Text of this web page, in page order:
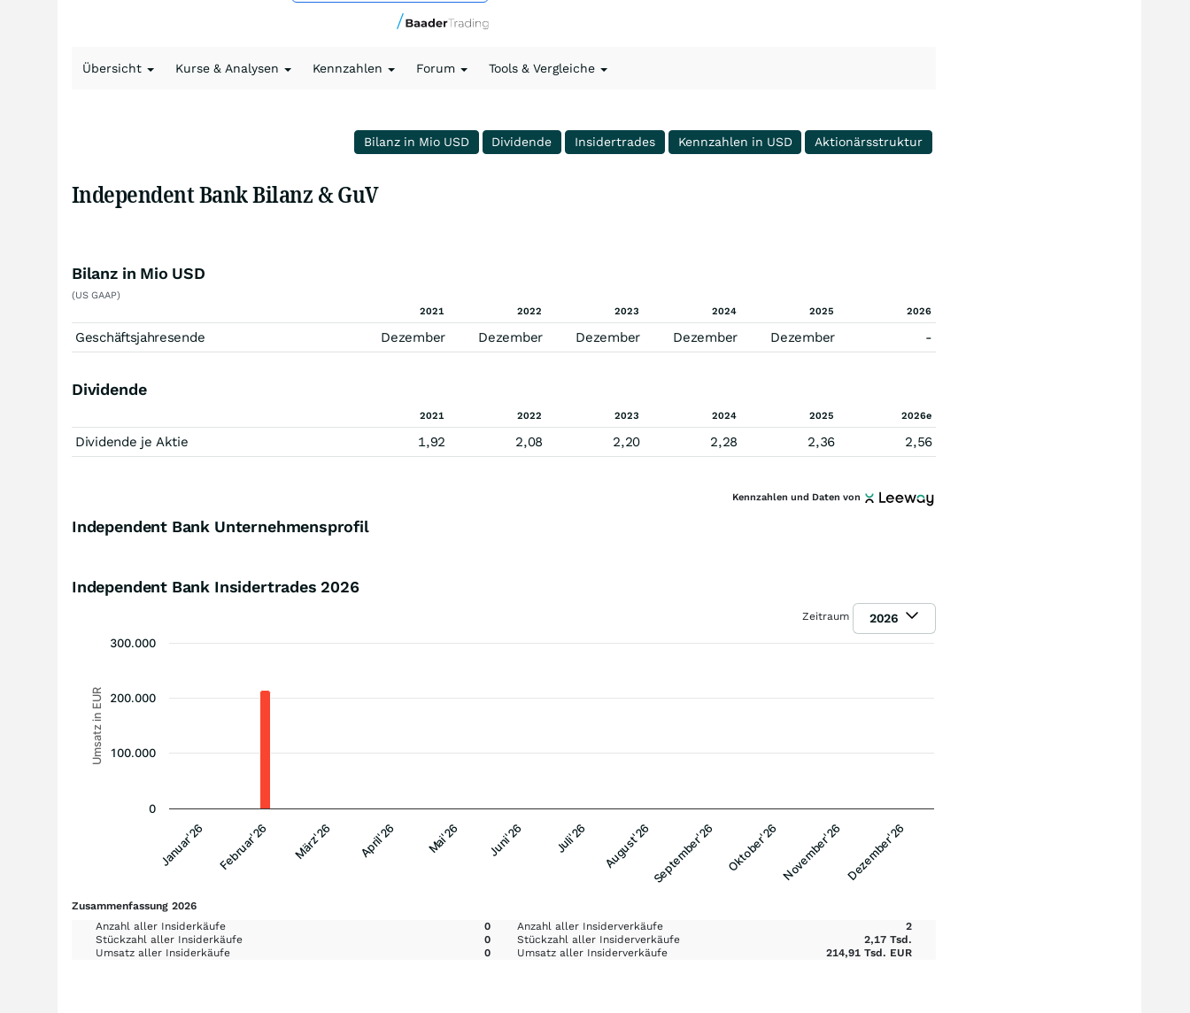
Übersicht Kurse & Analysen Kennzahlen Forum Tools & Vergleiche
Bilanz in Mio USD Dividende Insidertrades Kennzahlen in USD Aktionärsstruktur
Independent Bank Bilanz & GuV
Bilanz in Mio USD
(US GAAP)
2021
2022 2023 2024 2025 2026
Geschäftsjahresende Dezember Dezember Dezember Dezember Dezember -
Dividende
2021 2022 2023 2024 2025 2026e
Dividende je Aktie 1,92 2,08 2,20 2,28 2,36 2,56
Kennzahlen und Daten von
Independent Bank Unternehmensprofil
Independent Bank Insidertrades 2026
Zeitraum 2026
Umsatz in EUR
Januar'26 Februar'26 März'26 April'26 Mai'26 Juni'26 Juli'26 August'26 September'26 Oktober'26 November'26 Dezember'26
0
100.000
200.000
300.000
Zusammenfassung 2026
Anzahl aller Insiderkäufe
0 Anzahl aller Insiderverkäufe
2
Stückzahl aller Insiderkäufe
0 Stückzahl aller Insiderverkäufe
2,17 Tsd.
Umsatz aller Insiderkäufe
0 Umsatz aller Insiderverkäufe 214,91 Tsd. EUR